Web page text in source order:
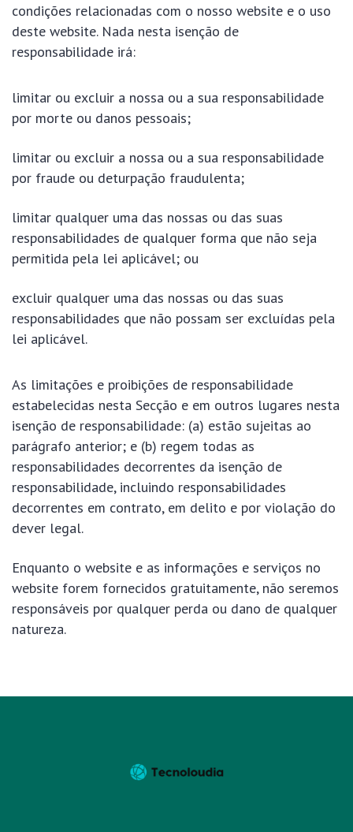
condições relacionadas com o nosso website e o uso
deste website. Nada nesta isenção de
responsabilidade irá:
limitar ou excluir a nossa ou a sua responsabilidade
por morte ou danos pessoais;
limitar ou excluir a nossa ou a sua responsabilidade
por fraude ou deturpação fraudulenta;
limitar qualquer uma das nossas ou das suas
responsabilidades de qualquer forma que não seja
permitida pela lei aplicável; ou
excluir qualquer uma das nossas ou das suas
responsabilidades que não possam ser excluídas pela
lei aplicável.
As limitações e proibições de responsabilidade
estabelecidas nesta Secção e em outros lugares nesta
isenção de responsabilidade: (a) estão sujeitas ao
parágrafo anterior; e (b) regem todas as
responsabilidades decorrentes da isenção de
responsabilidade, incluindo responsabilidades
decorrentes em contrato, em delito e por violação do
dever legal.
Enquanto o website e as informações e serviços no
website forem fornecidos gratuitamente, não seremos
responsáveis por qualquer perda ou dano de qualquer
natureza.